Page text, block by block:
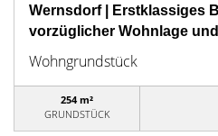
Wernsdorf | Erstklassiges
vorzüglicher Wohnlage und
Wohngrundstück
254 m²
GRUNDSTÜCK